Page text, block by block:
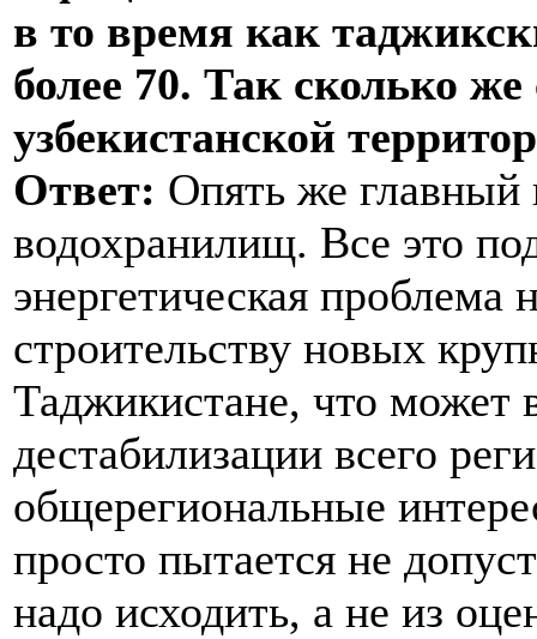
в то время как
более 70. Так сколько
узбекистанской
Ответ: Опять же главный
водохранилищ. Все это
энергетическая
строительству новых
Таджикистане, что может
дестабилизации всего
общерегиональные
просто пытается не
надо исходить, а не из